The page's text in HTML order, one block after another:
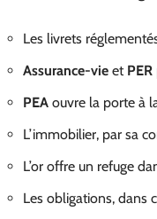
Les livrets
Assurance-vie et PER
PEA ouvre la porte à
L’immobilier, par sa
L’or offre un refuge
Les obligations, dans